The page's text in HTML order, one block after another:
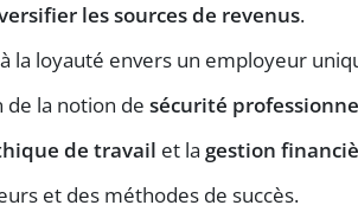
les sources de revenus.
la loyauté envers un employeur
la notion de sécurité
de travail et la gestion
et des méthodes de succès.